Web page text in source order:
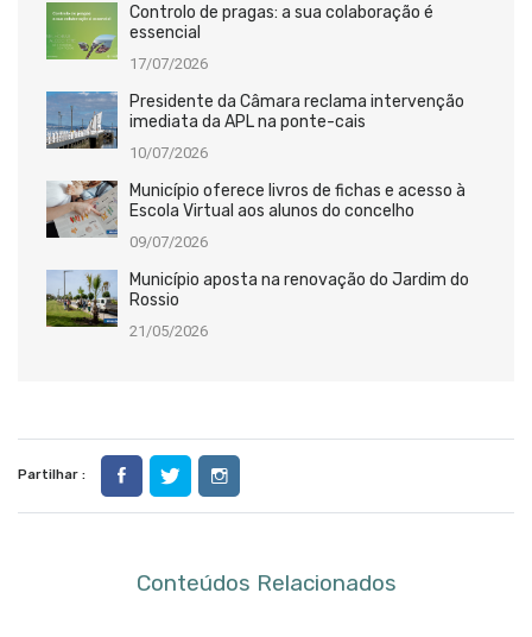
Controlo de pragas: a sua colaboração é
essencial
17/07/2026
Presidente da Câmara reclama intervenção
imediata da APL na ponte-cais
10/07/2026
Município oferece livros de fichas e acesso à
Escola Virtual aos alunos do concelho
09/07/2026
Município aposta na renovação do Jardim do
Rossio
21/05/2026
Partilhar :
Conteúdos Relacionados